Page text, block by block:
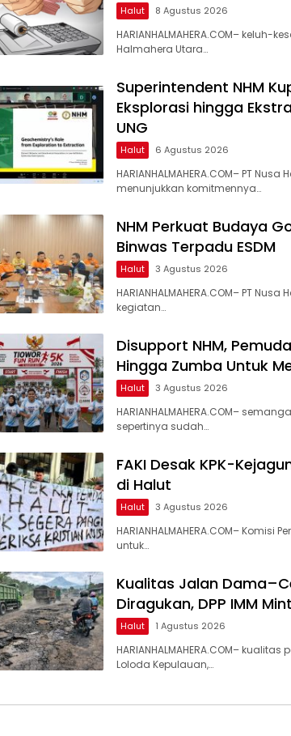
Halut 8 Agustus 2026
HARIANHALMAHERA.COM–
Halmahera Utara…
Superintendent NHM
Eksplorasi hingga
UNG
Halut 6 Agustus 2026
HARIANHALMAHERA.COM– PT
menunjukkan komitmennya…
NHM Perkuat Budaya
Binwas Terpadu ESDM
Halut 3 Agustus 2026
HARIANHALMAHERA.COM– PT
kegiatan…
Disupport NHM,
Hingga Zumba Untuk
Halut 3 Agustus 2026
HARIANHALMAHERA.COM–
sepertinya sudah…
FAKI Desak KPK-
di Halut
Halut 3 Agustus 2026
HARIANHALMAHERA.COM–
untuk…
Kualitas Jalan
Diragukan, DPP IMM
Halut 1 Agustus 2026
HARIANHALMAHERA.COM–
Loloda Kepulauan,…